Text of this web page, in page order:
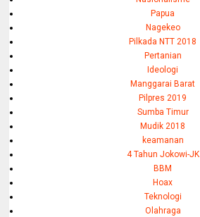
Papua
Nagekeo
Pilkada NTT 2018
Pertanian
Ideologi
Manggarai Barat
Pilpres 2019
Sumba Timur
Mudik 2018
keamanan
4 Tahun Jokowi-JK
BBM
Hoax
Teknologi
Olahraga